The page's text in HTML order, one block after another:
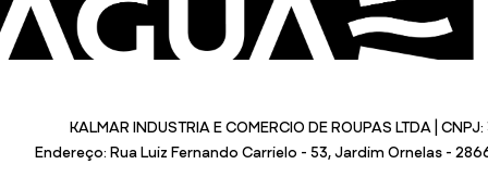
KALMAR INDUSTRIA E COMERCIO DE ROUPAS LTDA |
Endereço: Rua Luiz Fernando Carrielo - 53, Jardim Ornelas -